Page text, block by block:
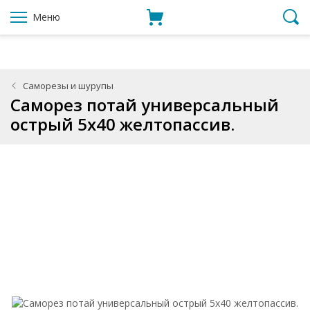
Меню
Саморезы и шурупы
Саморез потай универсальный
острый 5x40 желтопассив.